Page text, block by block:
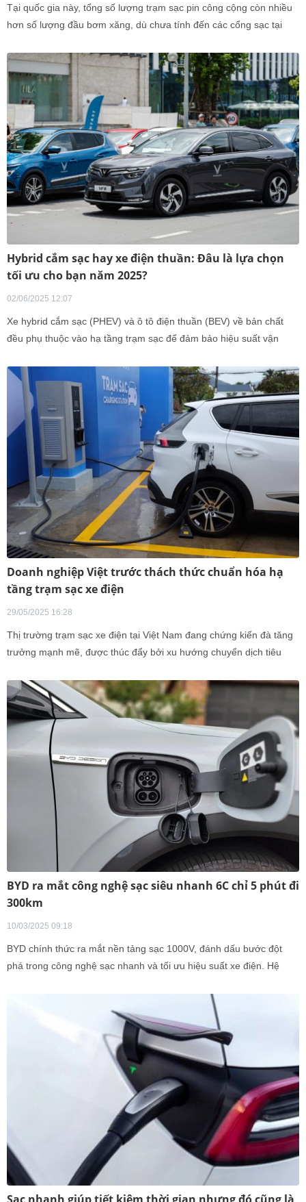
Tại quốc gia này, tổng số lượng trạm sạc pin công cộng còn nhiều
hơn số lượng đầu bơm xăng, dù chưa tính đến các cổng sạc tại
Hybrid cắm sạc hay xe điện thuần: Đâu là lựa chọn
tối ưu cho bạn năm 2025?
02/06/2025 12:07
Xe hybrid cắm sạc (PHEV) và ô tô điện thuần (BEV) về bản chất
đều phụ thuộc vào hạ tầng trạm sạc để đảm bảo hiệu suất vận
sử dụng.
Doanh nghiệp Việt trước thách thức chuẩn hóa hạ
tầng trạm sạc xe điện
29/05/2025 16:28
Thị trường trạm sạc xe điện tại Việt Nam đang chứng kiến đà tăng
trưởng mạnh mẽ, được thúc đẩy bởi xu hướng chuyển dịch tiêu
đặc biệt là xe điện (EV). Sự bùng nổ nhu cầu này không chỉ tạo
điều kiện thuận lợi cho phát triển hạ tầng sạc mà còn mở ra cơ h
BYD ra mắt công nghệ sạc siêu nhanh 6C chỉ 5 phút đi
300km
10/03/2025 09:18
BYD chính thức ra mắt nền tảng sạc 1000V, đánh dấu bước đột
phá trong công nghệ sạc nhanh và tối ưu hiệu suất xe điện. Hệ
tiện nạp đủ năng lượng để di chuyển quãng đường 300 km chỉ
trong 5 phút, mang đến trải nghiệm sạc nhanh vượt trội cho người